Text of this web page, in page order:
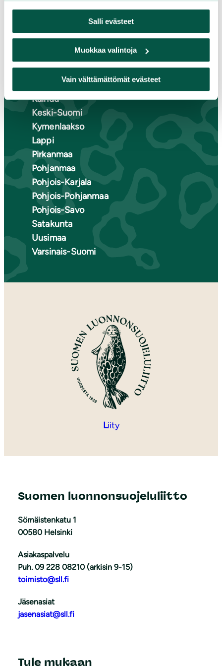
Salli evästeet
Muokkaa valintoja
Vain välttämättömät evästeet
Suomen luonnonsuojeluliiton
piirit
Etelä-Karjala
Etelä-Savo
Kainuu
Keski-Suomi
Kymenlaakso
Lappi
Pirkanmaa
Pohjanmaa
Pohjois-Karjala
Pohjois-Pohjanmaa
Pohjois-Savo
Satakunta
Uusimaa
Varsinais-Suomi
Liity
Suomen luonnonsuojeluliitto
Sörnäistenkatu 1
00580 Helsinki
Asiakaspalvelu
Puh. 09 228 08210 (arkisin 9-15)
toimisto@sll.fi
Jäsenasiat
jasenasiat@sll.fi
Tule mukaan